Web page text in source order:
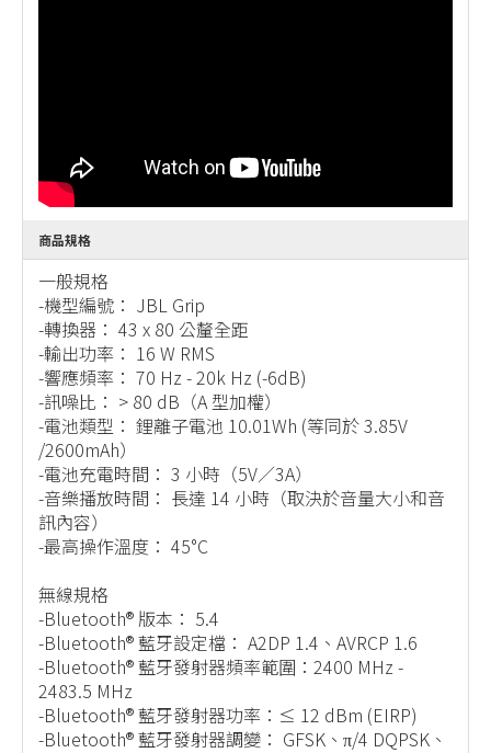
商品規格
一般規格
-機型編號： JBL Grip
-轉換器： 43 x 80 公釐全距
-輸出功率： 16 W RMS
-響應頻率： 70 Hz - 20k Hz (-6dB)
-訊噪比： > 80 dB（A 型加權）
-電池類型： 鋰離子電池 10.01Wh (等同於 3.85V
/2600mAh）
-電池充電時間： 3 小時（5V／3A）
-音樂播放時間： 長達 14 小時（取決於音量大小和音
訊內容）
-最高操作溫度： 45°C
無線規格
-Bluetooth® 版本： 5.4
-Bluetooth® 藍牙設定檔： A2DP 1.4、AVRCP 1.6
-Bluetooth® 藍牙發射器頻率範圍：2400 MHz -
2483.5 MHz
-Bluetooth® 藍牙發射器功率：≤ 12 dBm (EIRP)
-Bluetooth® 藍牙發射器調變： GFSK、π/4 DQPSK、